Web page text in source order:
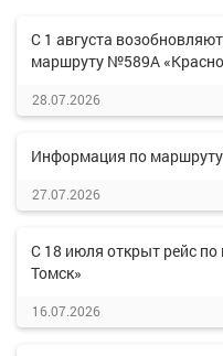
С 1 августа
маршруту №589А
28.07.2026
Информация по
27.07.2026
С 18 июля открыт рейс
Томск»
16.07.2026